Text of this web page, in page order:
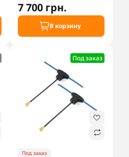
7 700 грн.
В корзину
Под заказ
Под заказ